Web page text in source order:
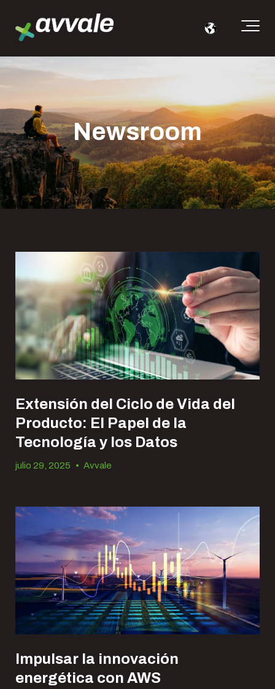
Newsroom
Extensión del Ciclo de Vida del
Producto: El Papel de la
Tecnología y los Datos
julio 29, 2025 • Avvale
Impulsar la innovación
energética con AWS